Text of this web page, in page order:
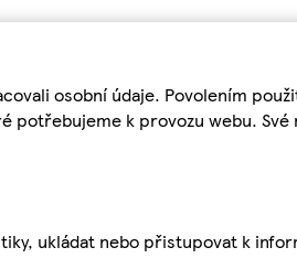
osobní údaje. Povolením
potřebujeme k provozu webu.
ukládat nebo přistupovat k